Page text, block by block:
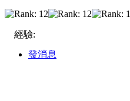
經驗:
發消息